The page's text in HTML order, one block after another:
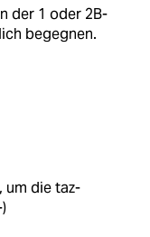
der 1 oder 2B-
begegnen.
um die taz-